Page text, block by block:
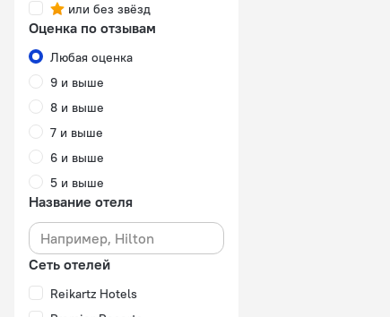
или без звёзд
Оценка по отзывам
Любая оценка
9 и выше
8 и выше
7 и выше
6 и выше
5 и выше
Название отеля
Сеть отелей
Reikartz Hotels